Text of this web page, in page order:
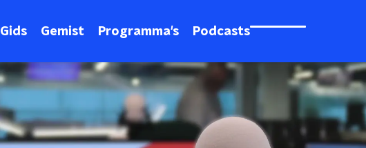
Gids Gemist Programma's Podcasts